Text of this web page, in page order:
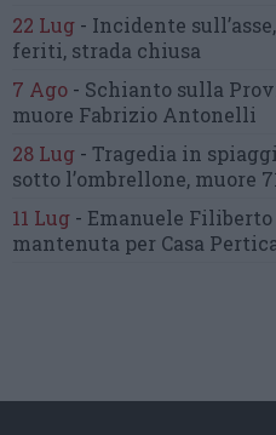
22 Lug - Incidente
feriti, strada chiusa
7 Ago - Schianto sulla
muore Fabrizio Antonelli
28 Lug - Tragedia in
sotto l’ombrellone, muore
11 Lug - Emanuele Filiberto
mantenuta per Casa